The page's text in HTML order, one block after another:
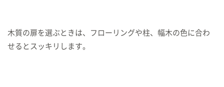
木質の扉を選ぶときは、フローリングや柱、幅木の色に合わ
せるとスッキリします。